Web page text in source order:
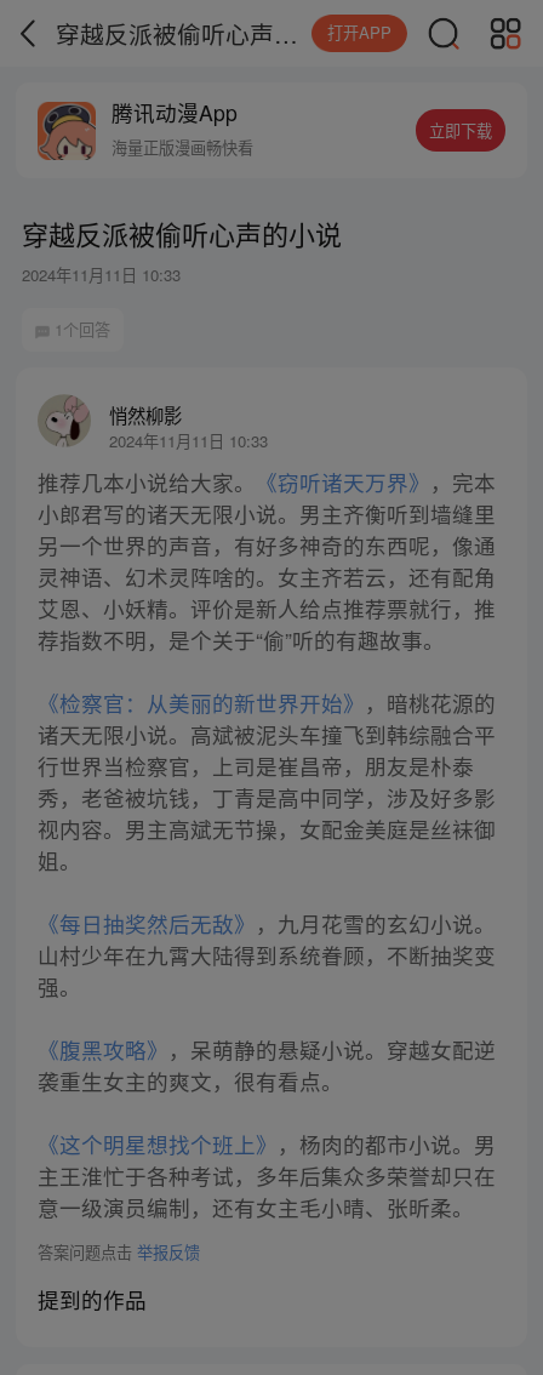
穿越反派被偷听心声的小说 打开APP
腾讯动漫App
海量正版漫画畅快看
立即下载
穿越反派被偷听心声的小说
2024年11月11日 10:33
1个回答
悄然柳影
2024年11月11日 10:33
推荐几本小说给大家。 《窃听诸天万界》 ，完本
小郎君写的诸天无限小说。男主齐衡听到墙缝里
另一个世界的声音，有好多神奇的东西呢，像通
灵神语、幻术灵阵啥的。女主齐若云，还有配角
艾恩、小妖精。评价是新人给点推荐票就行，推
荐指数不明，是个关于“偷”听的有趣故事。
《检察官：从美丽的新世界开始》 ，暗桃花源的
诸天无限小说。高斌被泥头车撞飞到韩综融合平
行世界当检察官，上司是崔昌帝，朋友是朴泰
秀，老爸被坑钱，丁青是高中同学，涉及好多影
视内容。男主高斌无节操，女配金美庭是丝袜御
姐。
《每日抽奖然后无敌》 ，九月花雪的玄幻小说。
山村少年在九霄大陆得到系统眷顾，不断抽奖变
强。
《腹黑攻略》 ，呆萌静的悬疑小说。穿越女配逆
袭重生女主的爽文，很有看点。
《这个明星想找个班上》 ，杨肉的都市小说。男
主王淮忙于各种考试，多年后集众多荣誉却只在
意一级演员编制，还有女主毛小晴、张昕柔。
答案问题点击 举报反馈
提到的作品